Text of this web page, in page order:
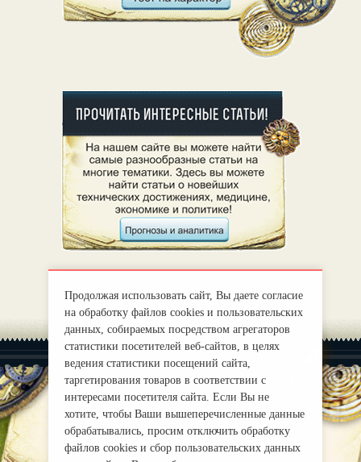
О нас
Правила
mirprognoz@mail.ru
Продолжая использовать сайт, Вы даете согласие
на обработку файлов cookies и пользовательских
данных, собираемых посредством агрегаторов
статистики посетителей веб-сайтов, в целях
ведения статистики посещений сайта,
таргетирования товаров в соответствии с
интересами посетителя сайта. Если Вы не
хотите, чтобы Ваши вышеперечисленные данные
обрабатывались, просим отключить обработку
файлов cookies и сбор пользовательских данных